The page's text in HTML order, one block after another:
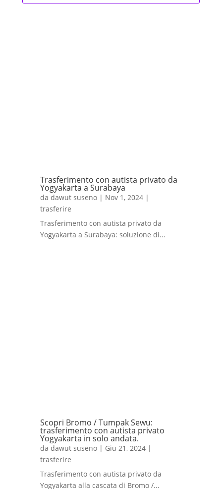
Trasferimento con autista privato da
Yogyakarta a Surabaya
da dawut suseno| Nov 1, 2024|
trasferire
Trasferimento con autista privato da
Yogyakarta a Surabaya: soluzione di...
Scopri Bromo / Tumpak Sewu:
trasferimento con autista privato
Yogyakarta in solo andata.
da dawut suseno| Giu 21, 2024|
trasferire
Trasferimento con autista privato da
Yogyakarta alla cascata di Bromo /...